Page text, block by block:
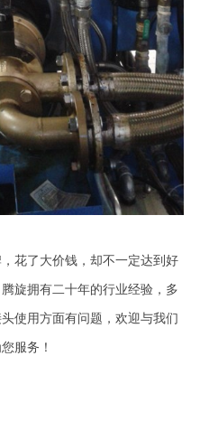
花了大价钱，却不一定达到好
腾旋拥有二十年的行业经验，多
使用方面有问题，欢迎与我们
服务！